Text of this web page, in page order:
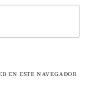
EN ESTE NAVEGADOR